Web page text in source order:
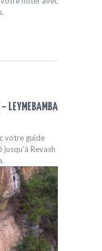
LEYMEBAMBA
votre guide
Revash